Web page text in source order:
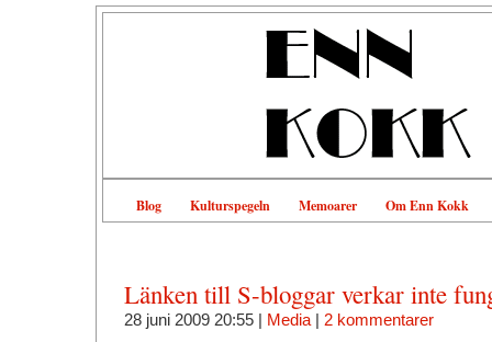
Blog Kulturspegeln Memoarer Om Enn Kokk
Länken till S-bloggar verkar inte
28 juni 2009 20:55 | Media| 2 kommentarer